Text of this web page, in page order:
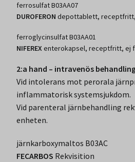
ferrosulfat B03AA07
DUROFERON depottablett,
ferroglycinsulfat B03AA01
NIFEREX enterokapsel, receptfritt, ej
2:a hand – intravenös
Vid intolerans mot perorala
inflammatorisk systemsjukdom.
Vid parenteral järnbehandling
enheten.
järnkarboxymaltos B03AC
FECARBOS Rekvisition